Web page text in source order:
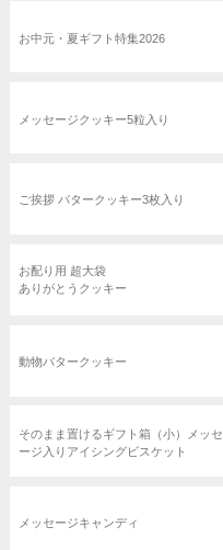
お中元・夏ギフト特集2026
メッセージクッキー5粒入り
ご挨拶 バタークッキー3枚入り
お配り用 超大袋
ありがとうクッキー
動物バタークッキー
そのまま置けるギフト箱（小）メッセ
ージ入りアイシングビスケット
メッセージキャンディ